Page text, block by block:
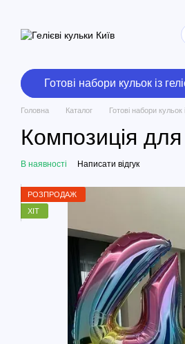
Готові набори кульок із
Головна Каталог Готові набори кульок
Композиція для
В наявності Написати відгук
РОЗПРОДАЖ
ХІТ